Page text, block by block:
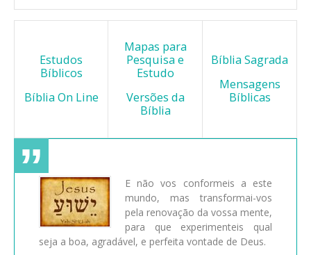
Estudos
Bíblicos
Bíblia On Line
Mapas para
Pesquisa e
Estudo
Versões da
Bíblia
Bíblia Sagrada
Mensagens
Bíblicas
E não vos conformeis a este
mundo, mas transformai-vos
pela renovação da vossa mente,
para que experimenteis qual
seja a boa, agradável, e perfeita vontade de Deus.